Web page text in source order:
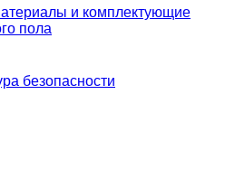
и комплектующие
пола
безопасности